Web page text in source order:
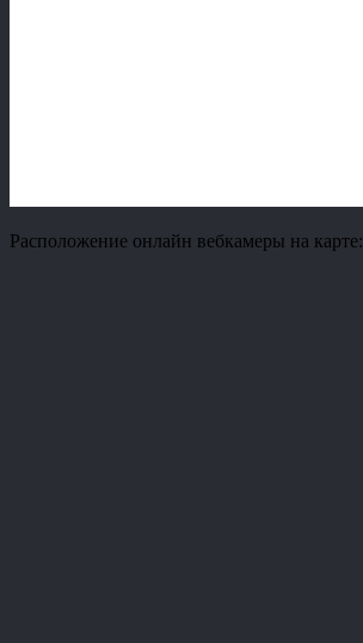
Расположение онлайн вебкамеры на карте: